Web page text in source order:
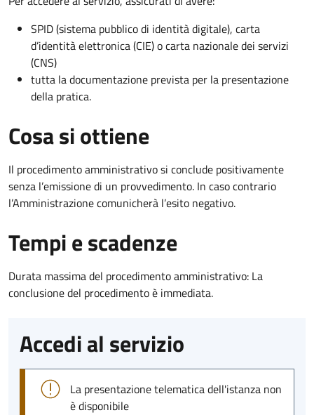
SPID (sistema pubblico di identità digitale), carta
d’identità elettronica (CIE) o carta nazionale dei servizi
(CNS)
tutta la documentazione prevista per la presentazione
della pratica.
Cosa si ottiene
Il procedimento amministrativo si conclude positivamente
senza l’emissione di un provvedimento. In caso contrario
l’Amministrazione comunicherà l’esito negativo.
Tempi e scadenze
Durata massima del procedimento amministrativo: La
conclusione del procedimento è immediata.
Accedi al servizio
La presentazione telematica dell'istanza non
è disponibile